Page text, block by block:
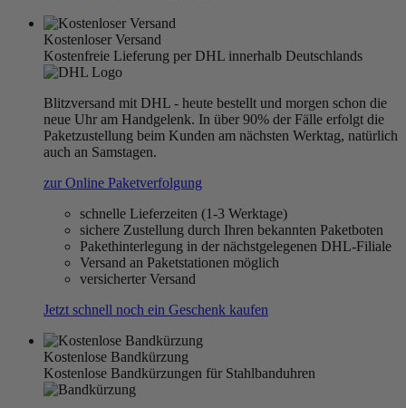
Kostenloser Versand
Kostenfreie Lieferung per DHL innerhalb Deutschlands
Blitzversand mit DHL - heute bestellt und morgen schon die
neue Uhr am Handgelenk. In über 90% der Fälle erfolgt die
Paketzustellung beim Kunden am nächsten Werktag, natürlich
auch an Samstagen.
zur Online Paketverfolgung
schnelle Lieferzeiten (1-3 Werktage)
sichere Zustellung durch Ihren bekannten Paketboten
Pakethinterlegung in der nächstgelegenen DHL-Filiale
Versand an Paketstationen möglich
versicherter Versand
Jetzt schnell noch ein Geschenk kaufen
Kostenlose Bandkürzung
Kostenlose Bandkürzungen für Stahlbanduhren